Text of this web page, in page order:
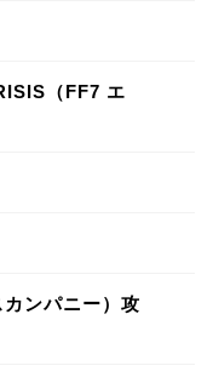
（FF7 エ
ンパニー）攻